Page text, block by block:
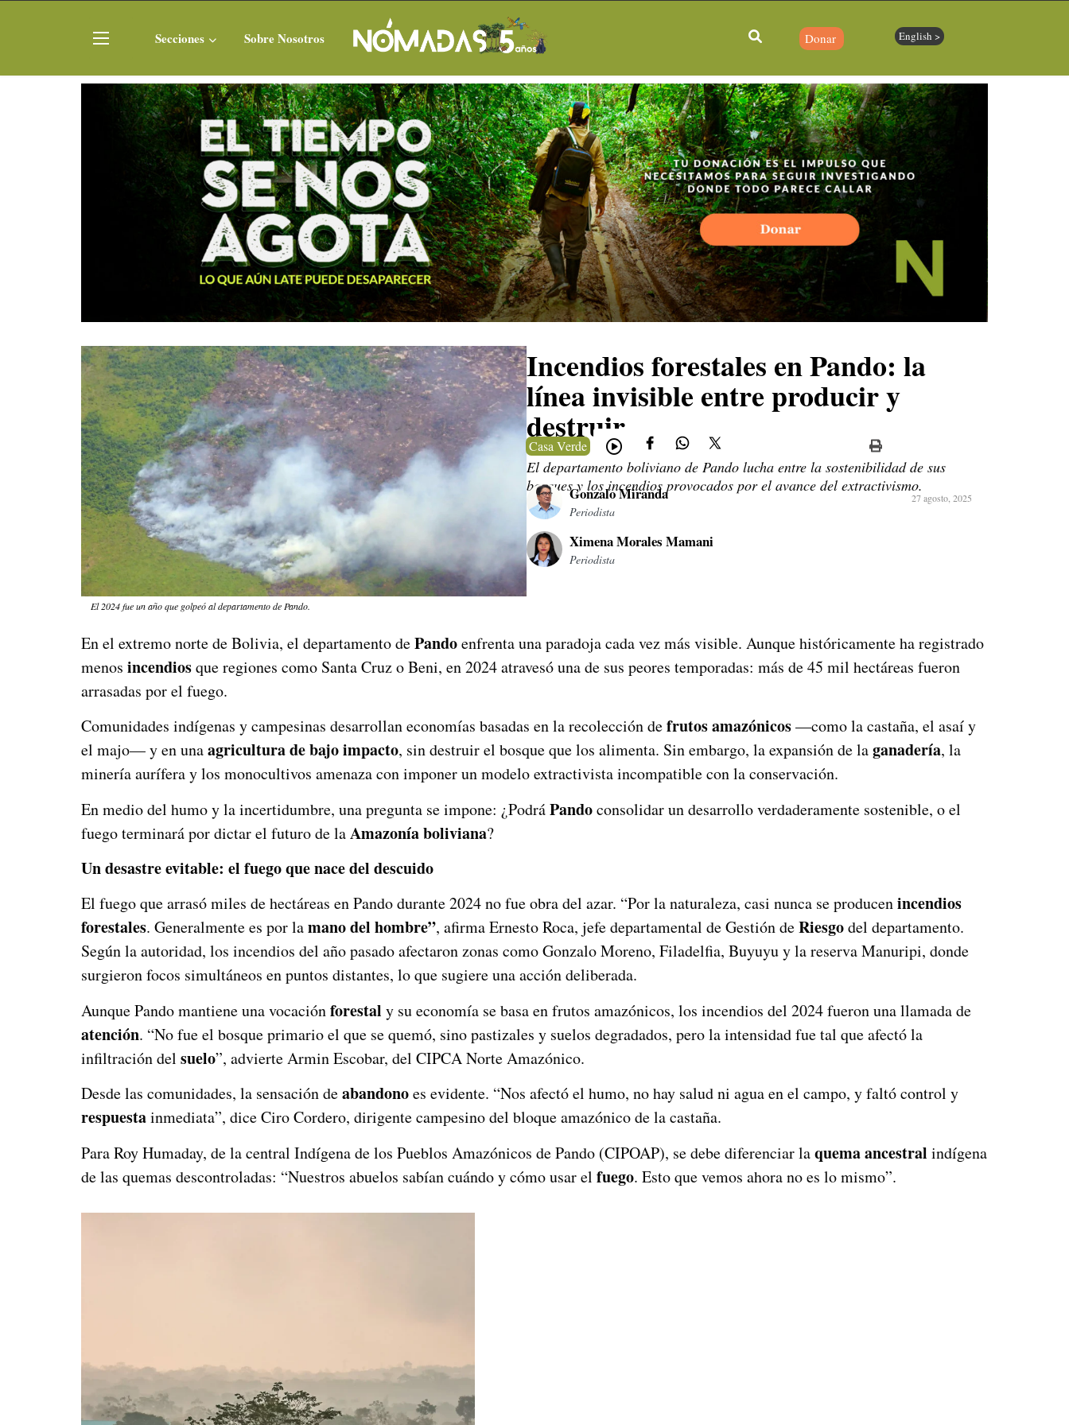
Secciones Sobre Nosotros Donar English >
El 2024 fue un año que golpeó al departamento de Pando.
Incendios forestales en Pando: la
línea invisible entre producir y
destruir
Casa Verde
El departamento boliviano de Pando lucha entre la sostenibilidad de sus
bosques y los incendios provocados por el avance del extractivismo.
27 agosto, 2025
Gonzalo Miranda
Periodista
Ximena Morales Mamani
Periodista
En el extremo norte de Bolivia, el departamento dePandoenfrenta una paradoja cada vez más visible. Aunque históricamente ha registrado
menos incendiosque regiones como Santa Cruz o Beni, en 2024 atravesó una de sus peores temporadas: más de 45 mil hectáreas fueron
arrasadas por el fuego.
Comunidades indígenas y campesinas desarrollan economías basadas en la recolección defrutos amazónicos—como la castaña, el asaí y
el majo— y en unaagricultura de bajo impacto, sin destruir el bosque que los alimenta. Sin embargo, la expansión de laganadería, la
minería aurífera y los monocultivos amenaza con imponer un modelo extractivista incompatible con la conservación.
En medio del humo y la incertidumbre, una pregunta se impone: ¿PodráPandoconsolidar un desarrollo verdaderamente sostenible, o el
fuego terminará por dictar el futuro de laAmazonía boliviana?
Un desastre evitable: el fuego que nace del descuido
El fuego que arrasó miles de hectáreas en Pando durante 2024 no fue obra del azar. “Por la naturaleza, casi nunca se producenincendios
forestales. Generalmente es por lamano del hombre”, afirma Ernesto Roca, jefe departamental de Gestión deRiesgodel departamento.
Según la autoridad, los incendios del año pasado afectaron zonas como Gonzalo Moreno, Filadelfia, Buyuyu y la reserva Manuripi, donde
surgieron focos simultáneos en puntos distantes, lo que sugiere una acción deliberada.
Aunque Pando mantiene una vocaciónforestal y su economía se basa en frutos amazónicos, los incendios del 2024 fueron una llamada de
atención. “No fue el bosque primario el que se quemó, sino pastizales y suelos degradados, pero la intensidad fue tal que afectó la
infiltración del suelo”, advierte Armin Escobar, del CIPCA Norte Amazónico.
Desde las comunidades, la sensación deabandonoes evidente. “Nos afectó el humo, no hay salud ni agua en el campo, y faltó control y
respuestainmediata”, dice Ciro Cordero, dirigente campesino del bloque amazónico de la castaña.
Para Roy Humaday, de la central Indígena de los Pueblos Amazónicos de Pando (CIPOAP), se debe diferenciar laquema ancestral indígena
de las quemas descontroladas: “Nuestros abuelos sabían cuándo y cómo usar el fuego. Esto que vemos ahora no es lo mismo”.